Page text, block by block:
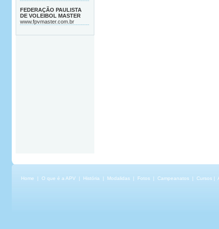
FEDERAÇÃO PAULISTA
DE VOLEIBOL MASTER
www.fpvmaster.com.br
Home | O que é a APV | História | Modalidas | Fotos | Campeanatos | Cursos|